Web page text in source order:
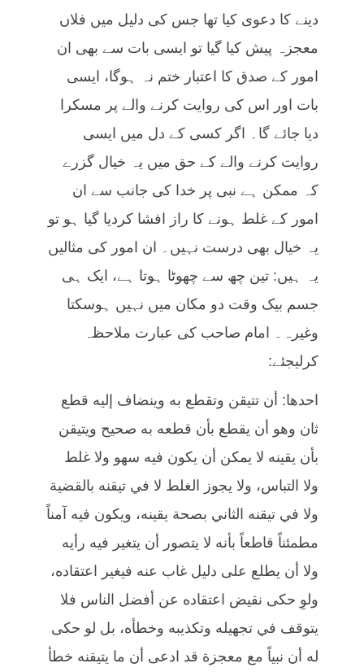
دینے کا دعوی کیا تھا جس کی دلیل میں فلاں
معجزہ پیش کیا گیا تو ایسی بات سے بھی ان
امور کے صدق کا اعتبار ختم نہ ہوگا، ایسی
بات اور اس کی روایت کرنے والے پر مسکرا
دیا جائے گا۔ اگر کسی کے دل میں ایسی
روایت کرنے والے کے حق میں یہ خیال گزرے
کہ ممکن ہے نبی پر خدا کی جانب سے ان
امور کے غلط ہونے کا راز افشا کردیا گیا ہو تو
یہ خیال بھی درست نہیں۔ ان امور کی مثالیں
یہ ہیں: تین چھ سے چھوٹا ہوتا ہے، ایک ہی
جسم بیک وقت دو مکان میں نہیں ہوسکتا
وغیرہ۔ امام صاحب کی عبارت ملاحظہ
کرلیجئے:
احدها: أن تتيقن وتقطع به وينضاف إليه قطع
ثان وهو أن يقطع بأن قطعه به صحيح ويتيقن
بأن يقينه لا يمكن أن يكون فيه سهو ولا غلط
ولا التباس، ولا يجوز الغلط لا في تيقنه بالقضية
ولا في تيقنه الثاني بصحة يقينه، ويكون فيه آمناً
مطمئناً قاطعاً بأنه لا يتصور أن يتغير فيه رأيه
ولا أن يطلع على دليل غاب عنه فيغير اعتقاده،
ولوِ حكى نقيض اعتقاده عن أفضل الناس فلا
يتوقف في تجهيله وتكذيبه وخطأه، بل لو حكى
له أن نبياً مع معجزة قد ادعى أن ما يتيقنه خطأ